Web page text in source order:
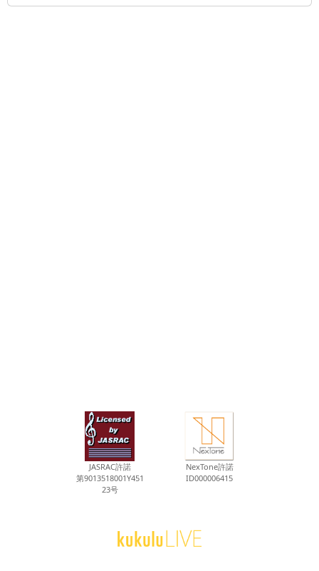
JASRAC許諾
第9013518001Y451
23号
NexTone許諾
ID000006415